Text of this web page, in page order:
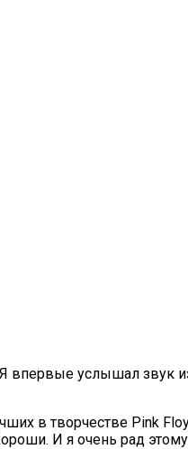
услышал звук
в творчестве Pink
И я очень рад